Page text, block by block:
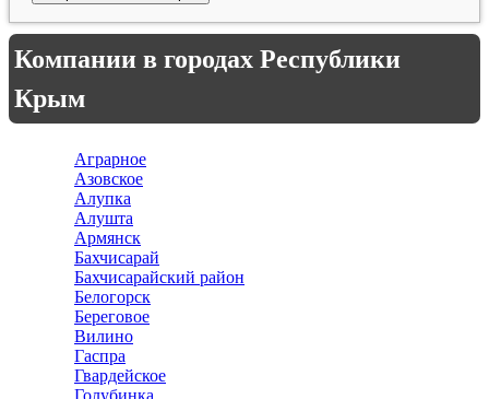
Компании в городах Республики
Крым
Аграрное
Азовское
Алупка
Алушта
Армянск
Бахчисарай
Бахчисарайский район
Белогорск
Береговое
Вилино
Гаспра
Гвардейское
Голубинка